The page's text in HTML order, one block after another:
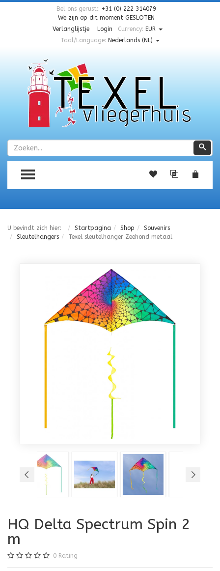
Bel ons gerust:: +31 (0) 222 314079
We zijn op dit moment GESLOTEN
Verlanglijstje
Login Currency: EUR
Taal/Language: Nederlands (NL)
Zoeken
TOGGLE MENU
U bevindt zich hier: Startpagina Shop
Souvenirs
Sleutelhangers
Texel sleutelhanger Zeehond metaal
HQ Delta Spectrum Spin 2
m
0 Rating